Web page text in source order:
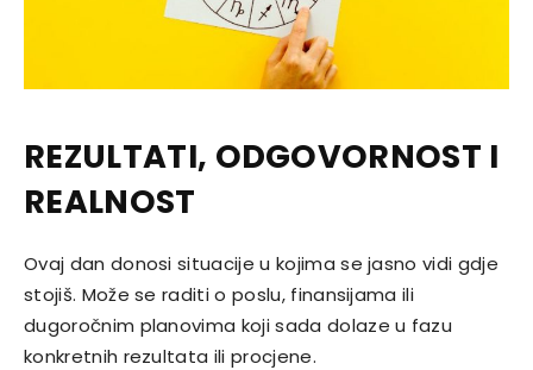
REZULTATI, ODGOVORNOST I
REALNOST
Ovaj dan donosi situacije u kojima se jasno vidi gdje
stojiš. Može se raditi o poslu, finansijama ili
dugoročnim planovima koji sada dolaze u fazu
konkretnih rezultata ili procjene.